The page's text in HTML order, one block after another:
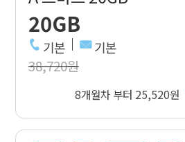
20GB
기본 기본
38,720원
8개월차 부터 25,520원